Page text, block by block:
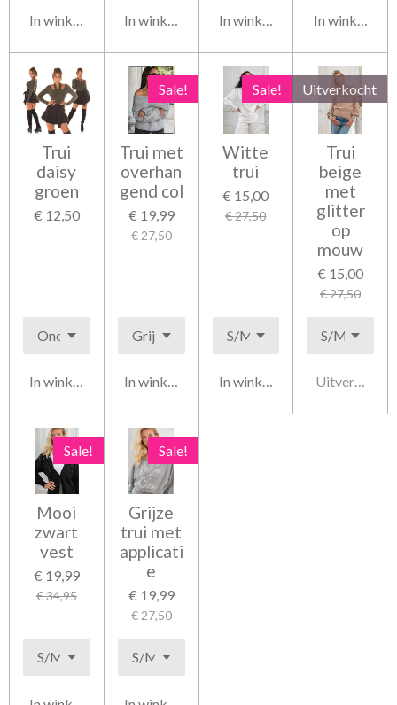
In winkelwagen In winkelwagen In winkelwagen In
Trui
daisy
groen
€ 12,50
In winkelwagen
Sale!
Trui met
overhan
gend col
€ 19,99
€ 27,50
In winkelwagen
Sale!
Witte
trui
€ 15,00
€ 27,50
In winkelwagen
Uitverkocht
Trui
beige
met
glitter
op
mouw
€ 15,00
€ 27,50
Uitverkocht
Sale!
Mooi
zwart
vest
€ 19,99
€ 34,95
Sale!
Grijze
trui met
applicati
e
€ 19,99
€ 27,50